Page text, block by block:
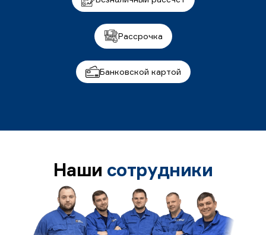
Рассрочка
Банковской картой
Наши сотрудники